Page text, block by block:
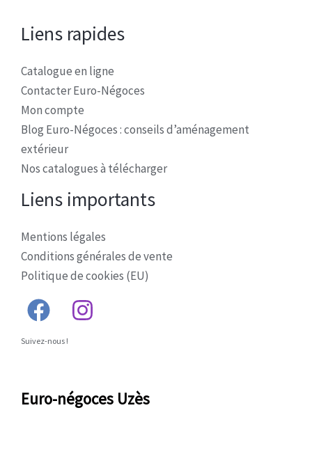
Liens rapides
Catalogue en ligne
Contacter Euro-Négoces
Mon compte
Blog Euro-Négoces : conseils d’aménagement
extérieur
Nos catalogues à télécharger
Liens importants
Mentions légales
Conditions générales de vente
Politique de cookies (EU)
Suivez-nous !
Euro-négoces Uzès